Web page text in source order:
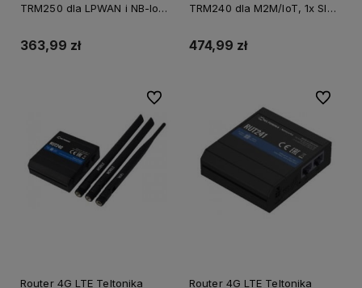
TRM250 dla LPWAN i NB-IoT,
363,99 zł
TRM240 dla M2M/IoT, 1x SIM,
474,99 zł
Router 4G LTE Teltonika
Do ulubionych
Router 4G LTE Teltonika
Do